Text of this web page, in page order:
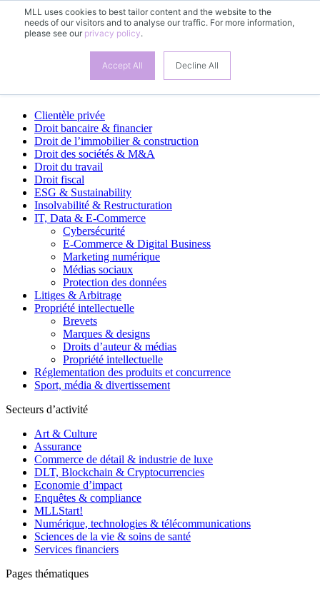
MLL uses cookies to best tailor content and the website to the
needs of our visitors and to analyse our traffic. For more information,
please see our privacy policy.
Accept All Decline All
EN
Clientèle privée
Droit bancaire & financier
Droit de l’immobilier & construction
Droit des sociétés & M&A
Droit du travail
Droit fiscal
ESG & Sustainability
Insolvabilité & Restructuration
IT, Data & E-Commerce
Cybersécurité
E-Commerce & Digital Business
Marketing numérique
Médias sociaux
Protection des données
Litiges & Arbitrage
Propriété intellectuelle
Brevets
Marques & designs
Droits d’auteur & médias
Propriété intellectuelle
Réglementation des produits et concurrence
Sport, média & divertissement
Secteurs d’activité
Art & Culture
Assurance
Commerce de détail & industrie de luxe
DLT, Blockchain & Cryptocurrencies
Economie d’impact
Enquêtes & compliance
MLLStart!
Numérique, technologies & télécommunications
Sciences de la vie & soins de santé
Services financiers
Pages thématiques